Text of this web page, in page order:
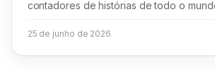
contadores de histórias de todo o
25 de junho de 2026